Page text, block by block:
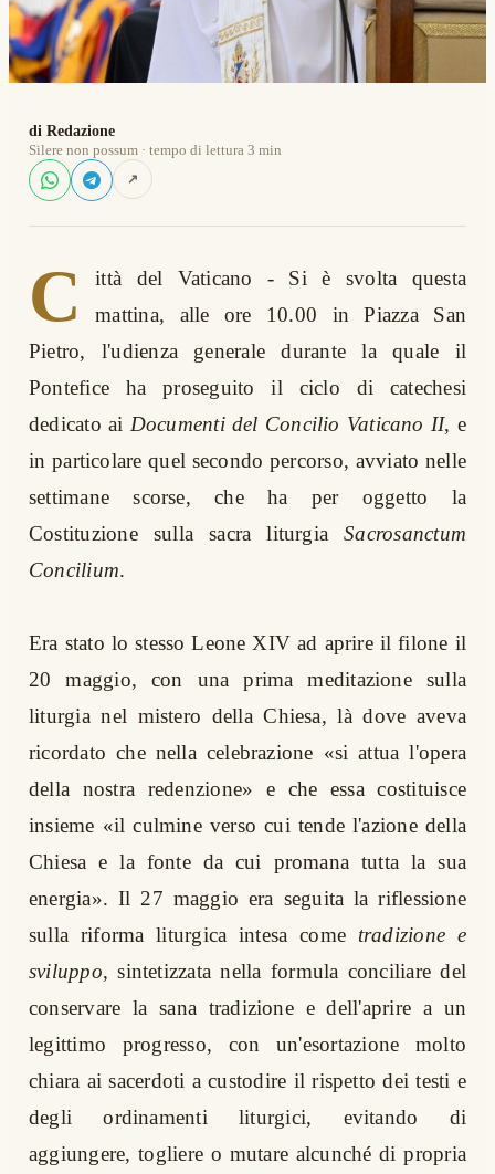
di Redazione
Silere non possum · tempo di lettura 3 min
↗
C
ittà del Vaticano - Si è svolta questa
mattina, alle ore 10.00 in Piazza San
Pietro, l'udienza generale durante la quale il
Pontefice ha proseguito il ciclo di catechesi
dedicato ai Documenti del Concilio Vaticano II, e
in particolare quel secondo percorso, avviato nelle
settimane scorse, che ha per oggetto la
Costituzione sulla sacra liturgiaSacrosanctum
Concilium.
Era stato lo stesso Leone XIV ad aprire il filone il
20 maggio, con una prima meditazione sulla
liturgia nel mistero della Chiesa, là dove aveva
ricordato che nella celebrazione «si attua l'opera
della nostra redenzione» e che essa costituisce
insieme «il culmine verso cui tende l'azione della
Chiesa e la fonte da cui promana tutta la sua
energia». Il 27 maggio era seguita la riflessione
sulla riforma liturgica intesa come tradizione e
sviluppo, sintetizzata nella formula conciliare del
conservare la sana tradizione e dell'aprire a un
legittimo progresso, con un'esortazione molto
chiara ai sacerdoti a custodire il rispetto dei testi e
degli ordinamenti liturgici, evitando di
aggiungere, togliere o mutare alcunché di propria